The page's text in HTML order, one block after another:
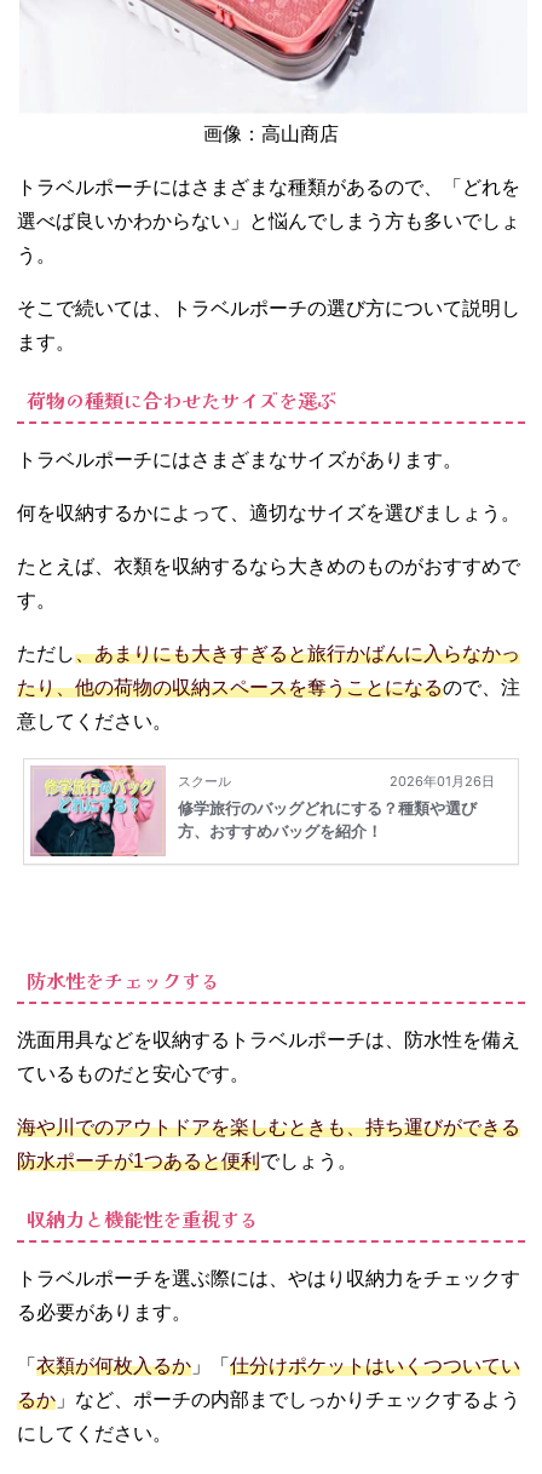
画像：高山商店
トラベルポーチにはさまざまな種類があるので、「どれを
選べば良いかわからない」と悩んでしまう方も多いでしょ
う。
そこで続いては、トラベルポーチの選び方について説明し
ます。
荷物の種類に合わせたサイズを選ぶ
トラベルポーチにはさまざまなサイズがあります。
何を収納するかによって、適切なサイズを選びましょう。
たとえば、衣類を収納するなら大きめのものがおすすめで
す。
ただし、あまりにも大きすぎると旅行かばんに入らなかっ
たり、他の荷物の収納スペースを奪うことになるので、注
意してください。
防水性をチェックする
洗面用具などを収納するトラベルポーチは、防水性を備え
ているものだと安心です。
海や川でのアウトドアを楽しむときも、持ち運びができる
防水ポーチが1つあると便利でしょう。
収納力と機能性を重視する
トラベルポーチを選ぶ際には、やはり収納力をチェックす
る必要があります。
「 衣類が何枚入るか 」「 仕分けポケットはいくつついてい
るか 」など、ポーチの内部までしっかりチェックするよう
にしてください。